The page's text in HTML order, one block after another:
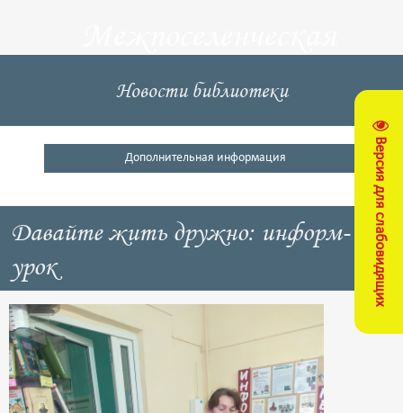
Версия для слабовидящих
центральная
библиотека
Кущевский район
Новости библиотеки
Дополнительная информация
Давайте жить дружно: информ-
урок